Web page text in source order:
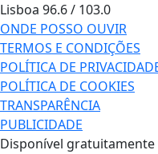
Lisboa 96.6 / 103.0
ONDE POSSO OUVIR
TERMOS E CONDIÇÕES
POLÍTICA DE
POLÍTICA DE COOKIES
TRANSPARÊNCIA
PUBLICIDADE
Disponível